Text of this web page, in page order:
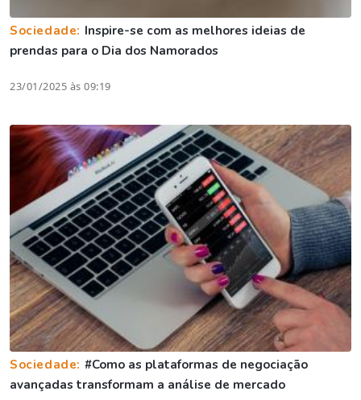
Sociedade: Inspire-se com as melhores ideias de
prendas para o Dia dos Namorados
23/01/2025 às 09:19
Sociedade: #Como as plataformas de negociação
avançadas transformam a análise de mercado